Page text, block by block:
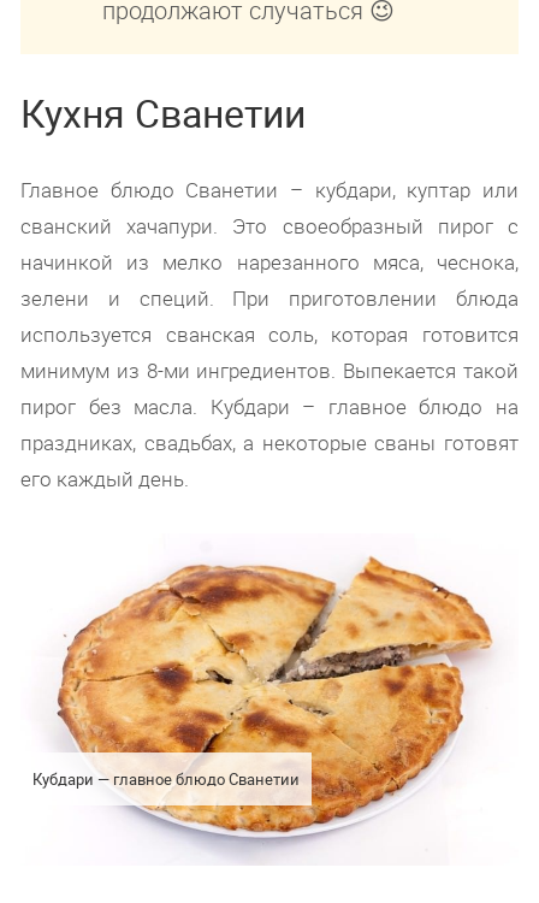
продолжают случаться 😉
Кухня Сванетии
Главное блюдо Сванетии – кубдари, куптар или
сванский хачапури. Это своеобразный пирог с
начинкой из мелко нарезанного мяса, чеснока,
зелени и специй. При приготовлении блюда
используется сванская соль, которая готовится
минимум из 8-ми ингредиентов. Выпекается такой
пирог без масла. Кубдари – главное блюдо на
праздниках, свадьбах, а некоторые сваны готовят
его каждый день.
Кубдари — главное блюдо Сванетии